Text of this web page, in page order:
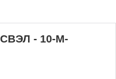
- 10-М-